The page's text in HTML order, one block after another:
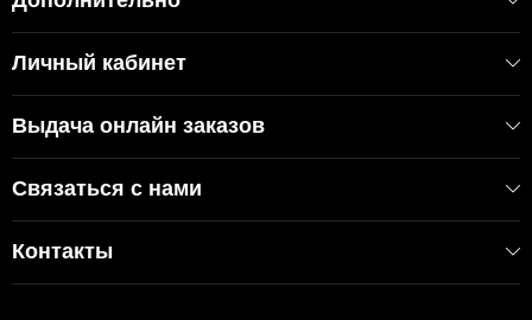
Личный кабинет
Выдача онлайн заказов
Связаться с нами
Контакты